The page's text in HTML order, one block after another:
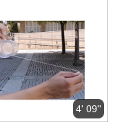
4' 09''